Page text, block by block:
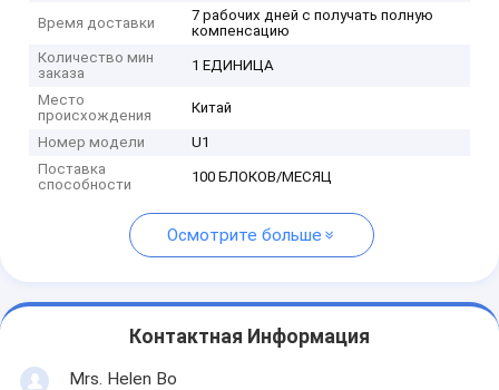
Время доставки
7 рабочих дней с получать полную
компенсацию
Количество мин
заказа
1 ЕДИНИЦА
Место
происхождения
Китай
Номер модели
U1
Поставка
способности
100 БЛОКОВ/МЕСЯЦ
Осмотрите больше
Контактная Информация
Mrs. Helen Bo